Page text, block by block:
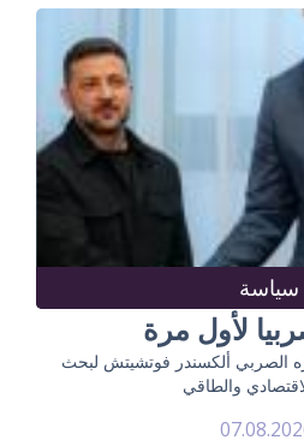
سياسة
لأول مرة
الصربي ألكسندر فوتشيتش لبحث
والطاقي